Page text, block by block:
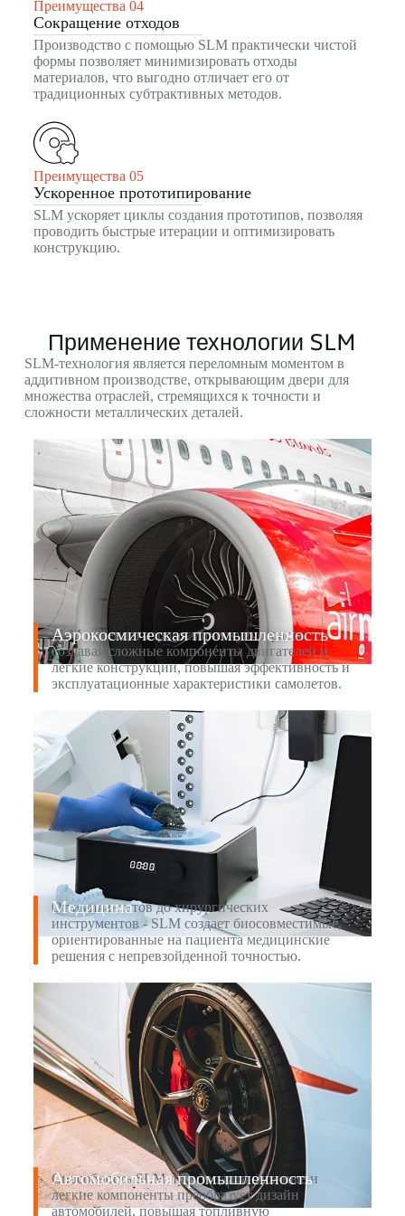
Преимущества 04
Сокращение отходов
Производство с помощью SLM практически чистой
формы позволяет минимизировать отходы
материалов, что выгодно отличает его от
традиционных субтрактивных методов.
Преимущества 05
Ускоренное прототипирование
SLM ускоряет циклы создания прототипов, позволяя
проводить быстрые итерации и оптимизировать
конструкцию.
Применение технологии SLM
SLM-технология является переломным моментом в
аддитивном производстве, открывающим двери для
множества отраслей, стремящихся к точности и
сложности металлических деталей.
Аэрокосмическая промышленность
SLM изменяет аэрокосмическую отрасль,
создавая сложные компоненты двигателей и
легкие конструкции, повышая эффективность и
эксплуатационные характеристики самолетов.
Медицина
От имплантатов до хирургических
инструментов - SLM создает биосовместимые,
ориентированные на пациента медицинские
решения с непревзойденной точностью.
Автомобильная промышленность
Способность SLM производить сложные и
легкие компоненты преобразует дизайн
автомобилей, повышая топливную